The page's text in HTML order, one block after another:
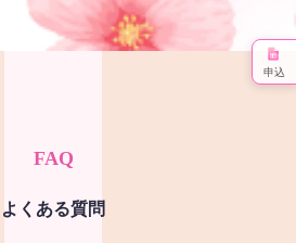
FAQ
よくある質問
申込